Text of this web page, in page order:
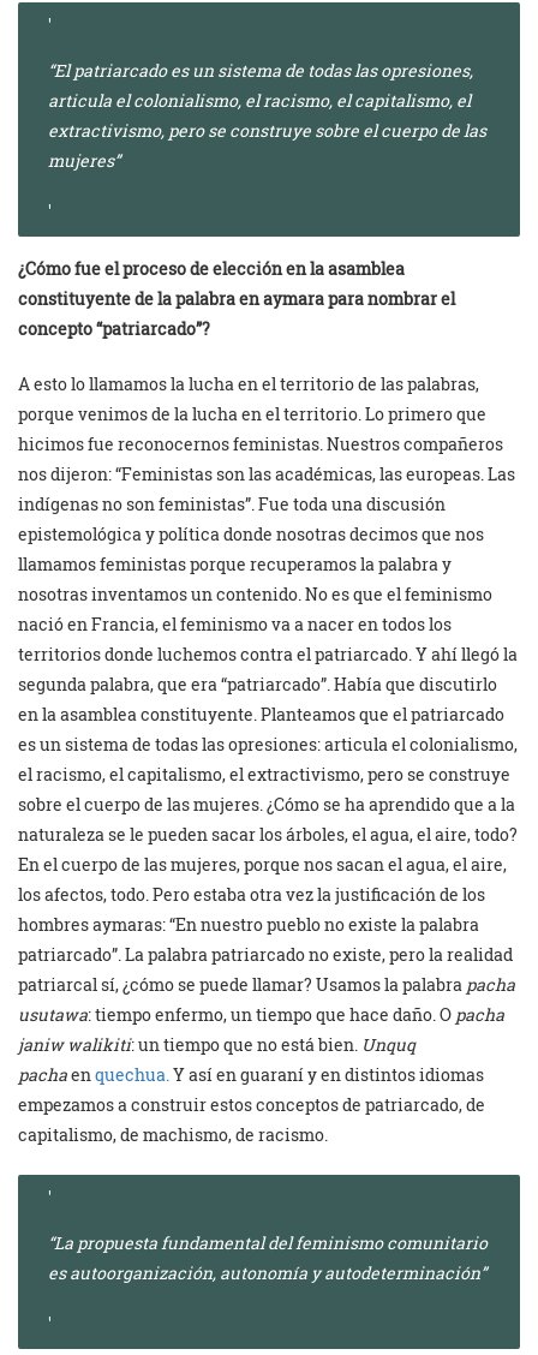
“El patriarcado es un sistema de todas las opresiones,
articula el colonialismo, el racismo, el capitalismo, el
extractivismo, pero se construye sobre el cuerpo de las
mujeres”
¿Cómo fue el proceso de elección en la asamblea
constituyente de la palabra en aymara para nombrar el
concepto “patriarcado”?
A esto lo llamamos la lucha en el territorio de las palabras,
porque venimos de la lucha en el territorio. Lo primero que
hicimos fue reconocernos feministas. Nuestros compañeros
nos dijeron: “Feministas son las académicas, las europeas. Las
indígenas no son feministas”. Fue toda una discusión
epistemológica y política donde nosotras decimos que nos
llamamos feministas porque recuperamos la palabra y
nosotras inventamos un contenido. No es que el feminismo
nació en Francia, el feminismo va a nacer en todos los
territorios donde luchemos contra el patriarcado. Y ahí llegó la
segunda palabra, que era “patriarcado”. Había que discutirlo
en la asamblea constituyente. Planteamos que el patriarcado
es un sistema de todas las opresiones: articula el colonialismo,
el racismo, el capitalismo, el extractivismo, pero se construye
sobre el cuerpo de las mujeres. ¿Cómo se ha aprendido que a la
naturaleza se le pueden sacar los árboles, el agua, el aire, todo?
En el cuerpo de las mujeres, porque nos sacan el agua, el aire,
los afectos, todo. Pero estaba otra vez la justificación de los
hombres aymaras: “En nuestro pueblo no existe la palabra
patriarcado”. La palabra patriarcado no existe, pero la realidad
patriarcal sí, ¿cómo se puede llamar? Usamos la palabra pacha
usutawa: tiempo enfermo, un tiempo que hace daño. O pacha
janiw walikiti: un tiempo que no está bien. Unquq
pachaenquechua.Y así en guaraní y en distintos idiomas
empezamos a construir estos conceptos de patriarcado, de
capitalismo, de machismo, de racismo.
“La propuesta fundamental del feminismo comunitario
es autoorganización, autonomía y autodeterminación”